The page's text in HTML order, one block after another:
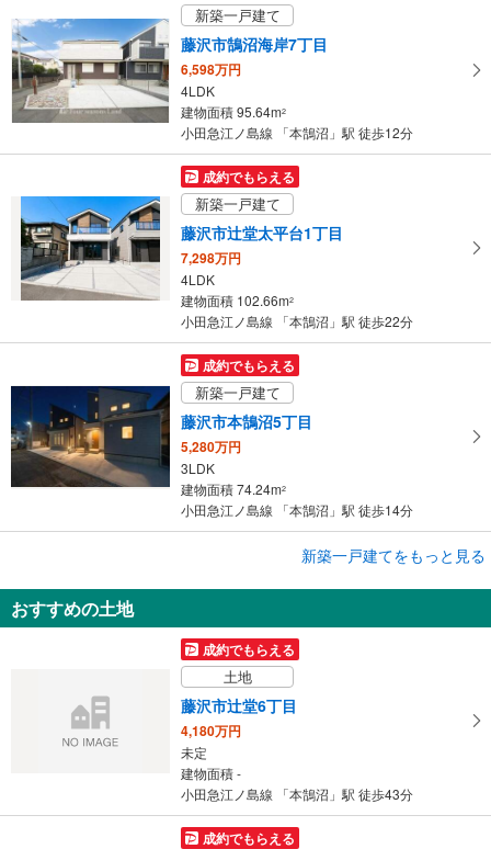
イ
ペ
ー
ジ
に
保
す
る
新築一戸建て
藤沢市鵠沼海岸7丁目
6,598万円
4LDK
建物面積 95.64m2
小田急江ノ島線 「本鵠沼」駅 徒歩12分
成約でもらえる
新築一戸建て
藤沢市辻堂太平台1丁目
7,298万円
4LDK
建物面積 102.66m2
小田急江ノ島線 「本鵠沼」駅 徒歩22分
成約でもらえる
新築一戸建て
藤沢市本鵠沼5丁目
5,280万円
3LDK
建物面積 74.24m2
小田急江ノ島線 「本鵠沼」駅 徒歩14分
6,590万円
4LDK
建物面積 101.64m
小田急江ノ島線 「本鵠沼」駅 徒歩20分
新築一戸建てをもっと見る
おすすめの土地
成約でもらえる
土地
藤沢市辻堂6丁目
4,180万円
未定
建物面積 -
小田急江ノ島線 「本鵠沼」駅 徒歩43分
成約でもらえる